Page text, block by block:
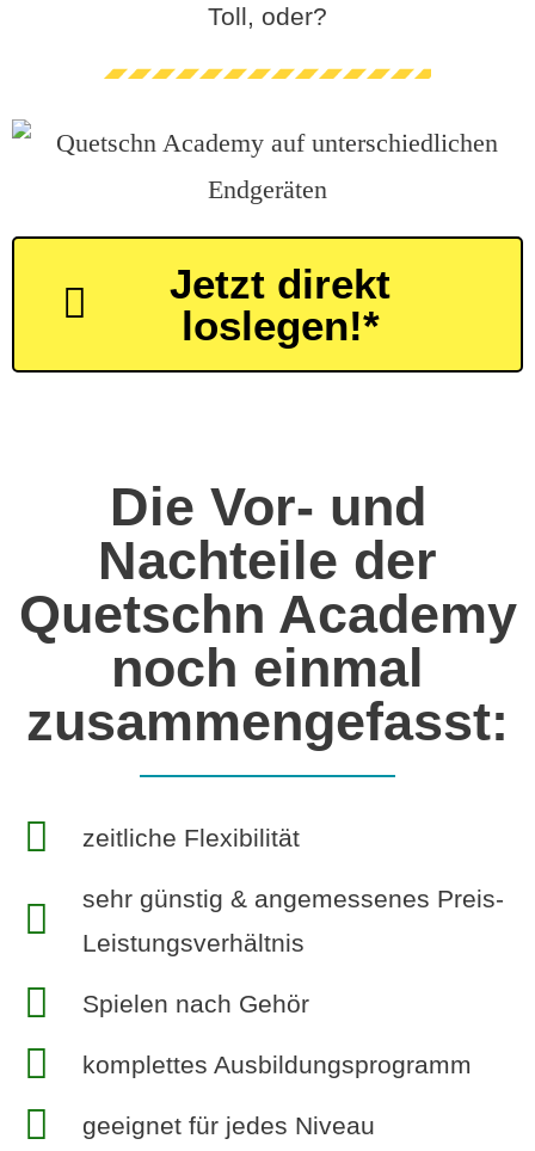
Toll, oder?
Jetzt direkt
loslegen!*
Die Vor- und
Nachteile der
Quetschn Academy
noch einmal
zusammengefasst:
zeitliche Flexibilität
sehr günstig & angemessenes Preis-
Leistungsverhältnis
Spielen nach Gehör
komplettes Ausbildungsprogramm
geeignet für jedes Niveau